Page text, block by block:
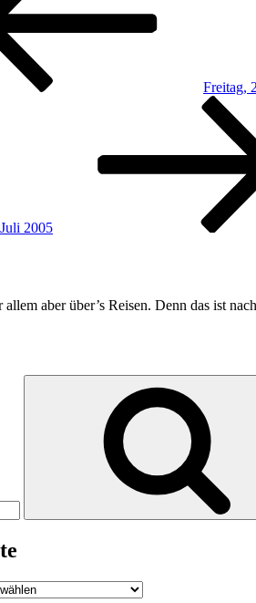
Freitag,
2005
aber über’s Reisen. Denn das ist